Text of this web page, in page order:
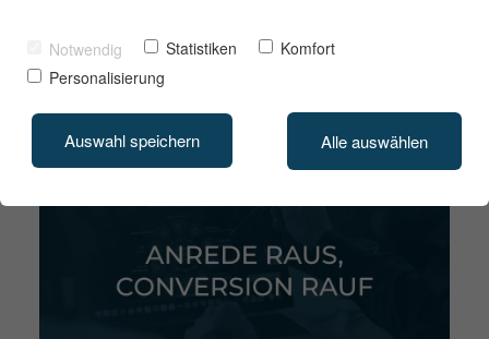
MARCEL KRIPPENDORF
02. DEZEMBER 2025
Notwendig Statistiken
Komfort
Personalisierung
Auswahl speichern Alle auswählen